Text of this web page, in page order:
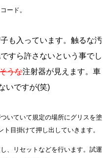
ード。
も入っています。触るな汚
すら許さないという事でし
うな注射器が見えます。車
いですが(笑)
いていて規定の場所にグリスを塗
目掛けて押し出していきます。
、リセットなどを行います。試運